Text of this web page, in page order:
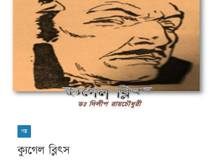
গল্প
ক্যুগেল ব্লিৎস